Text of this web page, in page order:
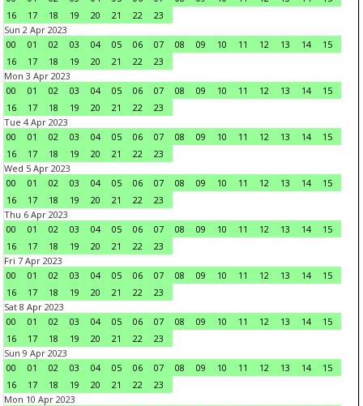
16
17 18 19 20 21 22
23
Sun 2 Apr 2023
00
01 02 03 04 05 06 07 08 09 10 11 12 13 14
15
16
17 18 19 20 21 22
23
Mon 3 Apr 2023
00
01 02 03 04 05 06 07 08 09 10 11 12 13 14
15
16
17 18 19 20 21 22
23
Tue 4 Apr 2023
00
01 02 03 04 05 06 07 08 09 10 11 12 13 14
15
16
17 18 19 20 21 22
23
Wed 5 Apr 2023
00
01 02 03 04 05 06 07 08 09 10 11 12 13 14
15
16
17 18 19 20 21 22
23
Thu 6 Apr 2023
00
01 02 03 04 05 06 07 08 09 10 11 12 13 14
15
16
17 18 19 20 21 22
23
Fri 7 Apr 2023
00
01 02 03 04 05 06 07 08 09 10 11 12 13 14
15
16
17 18 19 20 21 22
23
Sat 8 Apr 2023
00
01 02 03 04 05 06 07 08 09 10 11 12 13 14
15
16
17 18 19 20 21 22
23
Sun 9 Apr 2023
00
01 02 03 04 05 06 07 08 09 10 11 12 13 14
15
16
17 18 19 20 21 22
23
Mon 10 Apr 2023